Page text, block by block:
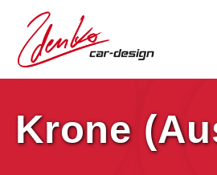
Krone